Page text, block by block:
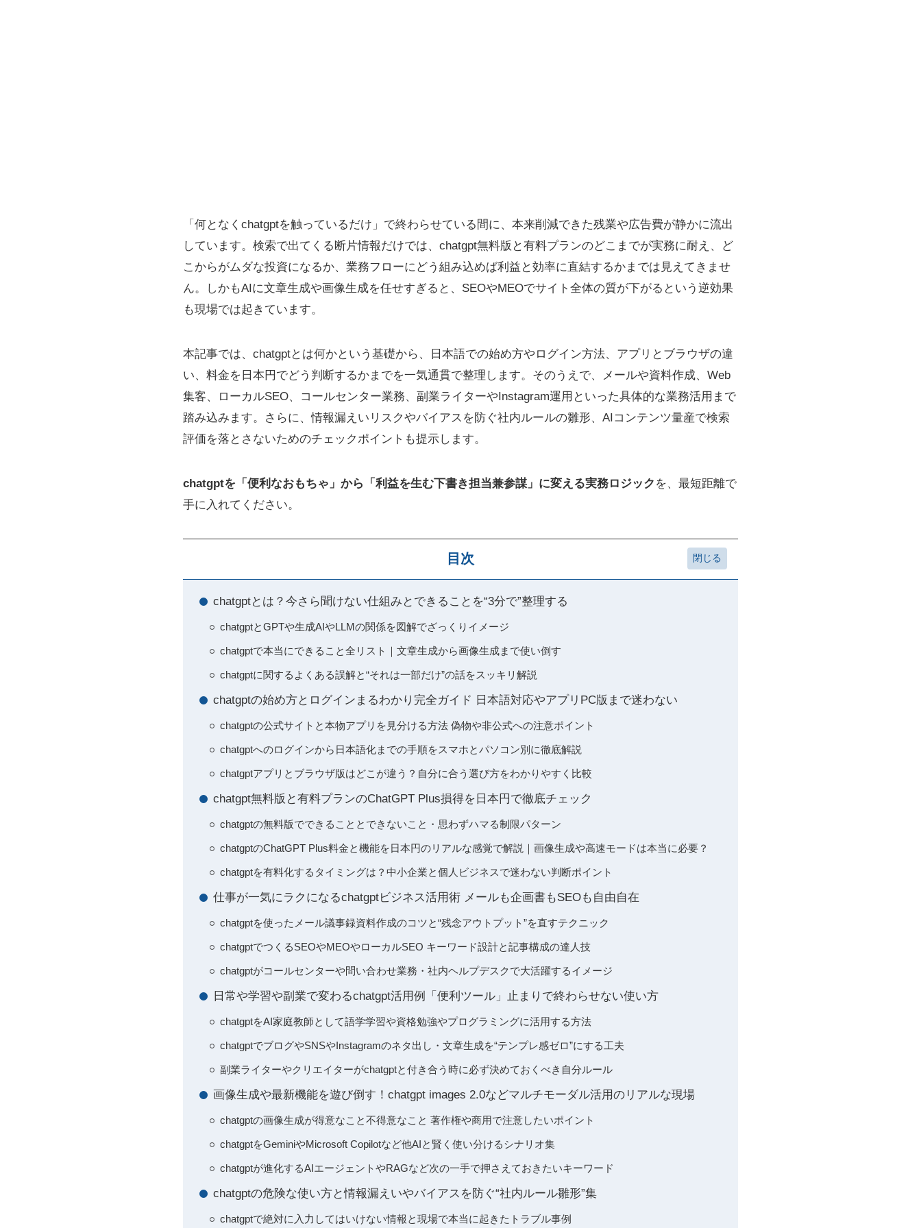
「何となくchatgptを触っているだけ」で終わらせている間に、本来削減できた残業や広告費が静かに流出
しています。検索で出てくる断片情報だけでは、chatgpt無料版と有料プランのどこまでが実務に耐え、ど
こからがムダな投資になるか、業務フローにどう組み込めば利益と効率に直結するかまでは見えてきませ
ん。しかもAIに文章生成や画像生成を任せすぎると、SEOやMEOでサイト全体の質が下がるという逆効果
も現場では起きています。
本記事では、chatgptとは何かという基礎から、日本語での始め方やログイン方法、アプリとブラウザの違
い、料金を日本円でどう判断するかまでを一気通貫で整理します。そのうえで、メールや資料作成、Web
集客、ローカルSEO、コールセンター業務、副業ライターやInstagram運用といった具体的な業務活用まで
踏み込みます。さらに、情報漏えいリスクやバイアスを防ぐ社内ルールの雛形、AIコンテンツ量産で検索
評価を落とさないためのチェックポイントも提示します。
chatgptを「便利なおもちゃ」から「利益を生む下書き担当兼参謀」に変える実務ロジック を、最短距離で
手に入れてください。
目次
chatgptとは？今さら聞けない仕組みとできることを“3分で”整理する
chatgptとGPTや生成AIやLLMの関係を図解でざっくりイメージ
chatgptで本当にできること全リスト｜文章生成から画像生成まで使い倒す
chatgptに関するよくある誤解と“それは一部だけ”の話をスッキリ解説
chatgptの始め方とログインまるわかり完全ガイド 日本語対応やアプリPC版まで迷わない
chatgptの公式サイトと本物アプリを見分ける方法 偽物や非公式への注意ポイント
chatgptへのログインから日本語化までの手順をスマホとパソコン別に徹底解説
chatgptアプリとブラウザ版はどこが違う？自分に合う選び方をわかりやすく比較
chatgpt無料版と有料プランのChatGPT Plus損得を日本円で徹底チェック
chatgptの無料版でできることとできないこと・思わずハマる制限パターン
chatgptのChatGPT Plus料金と機能を日本円のリアルな感覚で解説｜画像生成や高速モードは本当に必要？
chatgptを有料化するタイミングは？中小企業と個人ビジネスで迷わない判断ポイント
仕事が一気にラクになるchatgptビジネス活用術 メールも企画書もSEOも自由自在
chatgptを使ったメール議事録資料作成のコツと“残念アウトプット”を直すテクニック
chatgptでつくるSEOやMEOやローカルSEO キーワード設計と記事構成の達人技
chatgptがコールセンターや問い合わせ業務・社内ヘルプデスクで大活躍するイメージ
日常や学習や副業で変わるchatgpt活用例「便利ツール」止まりで終わらせない使い方
chatgptをAI家庭教師として語学学習や資格勉強やプログラミングに活用する方法
chatgptでブログやSNSやInstagramのネタ出し・文章生成を“テンプレ感ゼロ”にする工夫
副業ライターやクリエイターがchatgptと付き合う時に必ず決めておくべき自分ルール
画像生成や最新機能を遊び倒す！chatgpt images 2.0などマルチモーダル活用のリアルな現場
chatgptの画像生成が得意なこと不得意なこと 著作権や商用で注意したいポイント
chatgptをGeminiやMicrosoft Copilotなど他AIと賢く使い分けるシナリオ集
chatgptが進化するAIエージェントやRAGなど次の一手で押さえておきたいキーワード
chatgptの危険な使い方と情報漏えいやバイアスを防ぐ“社内ルール雛形”集
chatgptで絶対に入力してはいけない情報と現場で本当に起きたトラブル事例